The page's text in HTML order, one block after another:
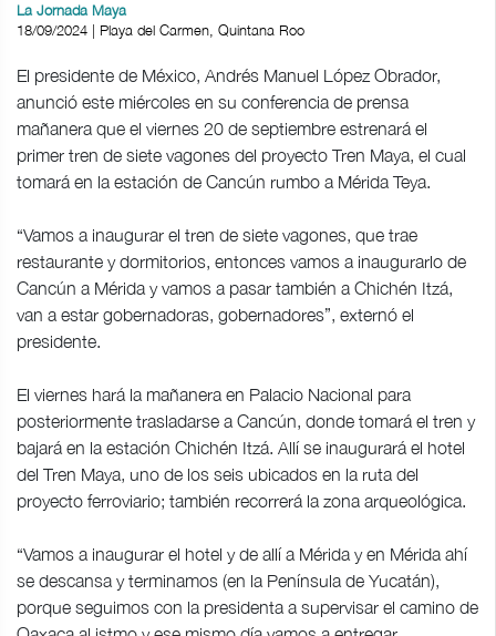
La Jornada Maya
18/09/2024 | Playa del Carmen, Quintana Roo
El presidente de México, Andrés Manuel López Obrador,
anunció este miércoles en su conferencia de prensa
mañanera que el viernes 20 de septiembre estrenará el
primer tren de siete vagones del proyecto Tren Maya, el cual
tomará en la estación de Cancún rumbo a Mérida Teya.
“Vamos a inaugurar el tren de siete vagones, que trae
restaurante y dormitorios, entonces vamos a inaugurarlo de
Cancún a Mérida y vamos a pasar también a Chichén Itzá,
van a estar gobernadoras, gobernadores”, externó el
presidente.
El viernes hará la mañanera en Palacio Nacional para
posteriormente trasladarse a Cancún, donde tomará el tren y
bajará en la estación Chichén Itzá. Allí se inaugurará el hotel
del Tren Maya, uno de los seis ubicados en la ruta del
proyecto ferroviario; también recorrerá la zona arqueológica.
“Vamos a inaugurar el hotel y de allí a Mérida y en Mérida ahí
se descansa y terminamos (en la Península de Yucatán),
porque seguimos con la presidenta a supervisar el camino de